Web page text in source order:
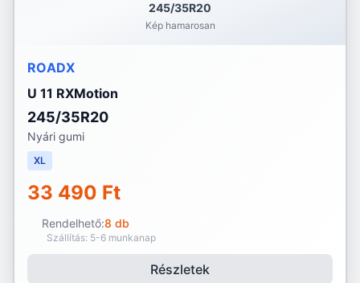
245/35R20
Kép hamarosan
ROADX
U 11 RXMotion
245/35R20
Nyári gumi
XL
33 490 Ft
Rendelhető:8 db
Szállítás: 5-6 munkanap
Részletek